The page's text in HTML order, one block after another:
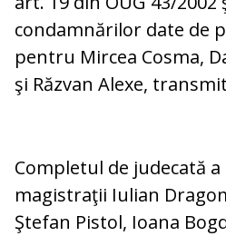
condamnărilor date de
pentru Mircea Cosma,
şi Răzvan Alexe,
Completul de judecată
magistraţii Iulian
Ştefan Pistol, Ioana